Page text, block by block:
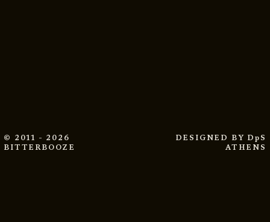
© 2011 - 2026
BITTERBOOZE
DESIGNED BY DpS
ATHENS